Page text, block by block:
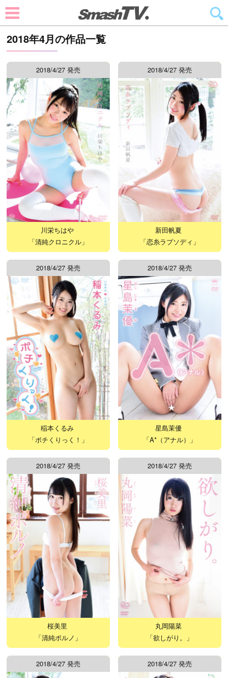
2018年4月の作品一覧
2018/4/27 発売
川栄ちはや
「清純クロニクル」
2018/4/27 発売
新田帆夏
「恋糸ラプソディ」
2018/4/27 発売
稲本くるみ
「ポチくりっく！」
2018/4/27 発売
星島茉優
「A*（アナル）」
2018/4/27 発売
桜美里
「清純ポルノ」
2018/4/27 発売
丸岡陽菜
「欲しがり。」
2018/4/27 発売 2018/4/27 発売